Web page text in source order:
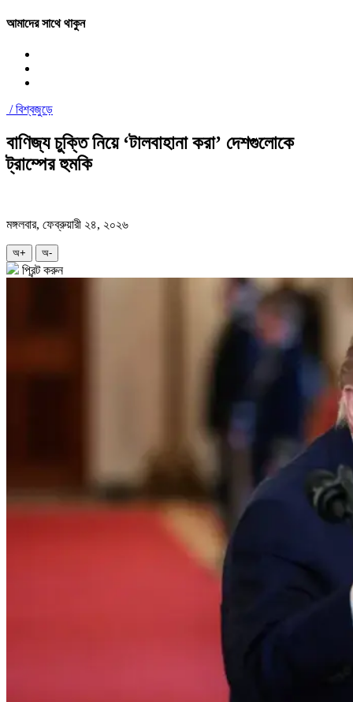
আমাদের সাথে থাকুন
/বিশ্বজুড়ে
বাণিজ্য চুক্তি নিয়ে ‘টালবাহানা করা’ দেশগুলোকে
ট্রাম্পের হুমকি
মঙ্গলবার, ফেব্রুয়ারী ২৪, ২০২৬
অ+ অ-
প্রিন্ট করুন